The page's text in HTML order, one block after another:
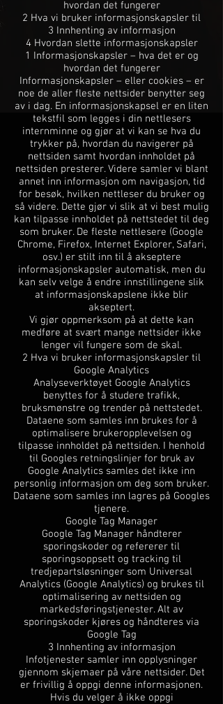
hvordan det fungerer
2 Hva vi bruker informasjonskapsler til
3 Innhenting av informasjon
4 Hvordan slette informasjonskapsler
1 Informasjonskapsler – hva det er og
hvordan det fungerer
Informasjonskapsler – eller cookies – er
noe de aller fleste nettsider benytter seg
av i dag. En informasjonskapsel er en liten
tekstfil som legges i din nettlesers
internminne og gjør at vi kan se hva du
trykker på, hvordan du navigerer på
nettsiden samt hvordan innholdet på
nettsiden presterer. Videre samler vi blant
annet inn informasjon om navigasjon, tid
for besøk, hvilken nettleser du bruker og
så videre. Dette gjør vi slik at vi best mulig
kan tilpasse innholdet på nettstedet til deg
som bruker. De fleste nettlesere (Google
Chrome, Firefox, Internet Explorer, Safari,
osv.) er stilt inn til å akseptere
informasjonskapsler automatisk, men du
kan selv velge å endre innstillingene slik
at informasjonskapslene ikke blir
akseptert.
Vi gjør oppmerksom på at dette kan
medføre at svært mange nettsider ikke
lenger vil fungere som de skal.
2 Hva vi bruker informasjonskapsler til
Google Analytics
Analyseverktøyet Google Analytics
benyttes for å studere trafikk,
bruksmønstre og trender på nettstedet.
Dataene som samles inn brukes for å
optimalisere brukeropplevelsen og
tilpasse innholdet på nettsiden. I henhold
til Googles retningslinjer for bruk av
Google Analytics samles det ikke inn
personlig informasjon om deg som bruker.
Dataene som samles inn lagres på Googles
tjenere.
Google Tag Manager
Google Tag Manager håndterer
sporingskoder og refererer til
sporingsoppsett og tracking til
tredjepartsløsninger som Universal
Analytics (Google Analytics) og brukes til
optimalisering av nettsiden og
markedsføringstjenester. Alt av
sporingskoder kjøres og håndteres via
Google Tag
3 Innhenting av informasjon
Infotjenester samler inn opplysninger
gjennom skjemaer på våre nettsider. Det
er frivillig å oppgi denne informasjonen.
Hvis du velger å ikke oppgi